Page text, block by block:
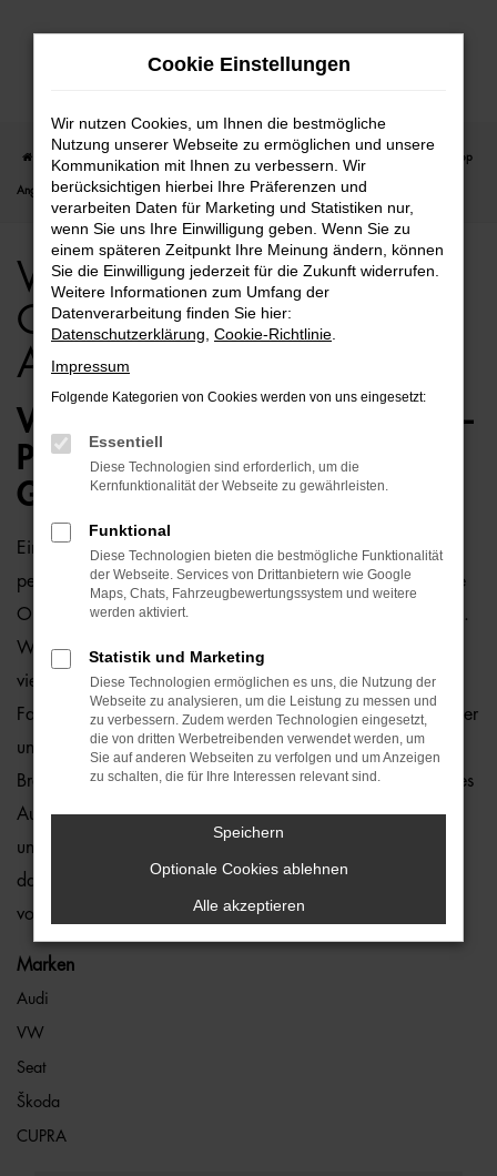
Zum
Startseite Bremen VW VW ID.4 für Bremen Gebrauchtwagen Top
Angebote
VW ID.4 für Bremen
Gebrauchtwagen Top
Angebote
VW ID.4 GEBRAUCHTWAGEN –
PERFEKT FÜR BREMEN
GEEIGNET
Ein VW ID.4 Gebrauchtwagen und Bremen passen einfach
perfekt zusammen. Dies ließe sich natürlich auch für andere
Orte sagen, denn dieses Modell überzeugt auf ganzer Linie.
Wir von der Auto-Familie Ostermaier arbeiten bereits seit
vielen Jahren mit VW und sind von der Qualität der
Fahrzeuge begeistert. Dennoch gehen wir auf Nummer sicher
und schauen bei jedem VW ID.4 Gebrauchtwagen für
Bremen genauestens nach. Konkret bedeutet dies, dass jedes
Auto in unserer Meisterwerkstatt gastiert und dort überprüft
und ggf. repariert und gewartet wird. Unser Credo besteht
darin, dass wir nur erstklassige Fahrzeuge auf die Straßen
von Bremen lassen. Ohne „Wenn und Aber“.
Marken
Audi
VW
Seat
Škoda
CUPRA
Cookie Einstellungen
Wir nutzen Cookies, um Ihnen die bestmögliche
Nutzung unserer Webseite zu ermöglichen und unsere
Kommunikation mit Ihnen zu verbessern. Wir
berücksichtigen hierbei Ihre Präferenzen und
verarbeiten Daten für Marketing und Statistiken nur,
wenn Sie uns Ihre Einwilligung geben. Wenn Sie zu
einem späteren Zeitpunkt Ihre Meinung ändern, können
Sie die Einwilligung jederzeit für die Zukunft widerrufen.
Weitere Informationen zum Umfang der
Datenverarbeitung finden Sie hier:
Datenschutzerklärung Cookie-Richtlinie
Impressum
Folgende Kategorien von Cookies werden von uns eingesetzt:
Essentiell
Diese Technologien sind erforderlich, um die
Kernfunktionalität der Webseite zu gewährleisten.
Funktional
Diese Technologien bieten die bestmögliche Funktionalität
der Webseite. Services von Drittanbietern wie Google
Maps, Chats, Fahrzeugbewertungssystem und weitere
werden aktiviert.
Statistik und Marketing
Diese Technologien ermöglichen es uns, die Nutzung der
Webseite zu analysieren, um die Leistung zu messen und
zu verbessern. Zudem werden Technologien eingesetzt,
die von dritten Werbetreibenden verwendet werden, um
Sie auf anderen Webseiten zu verfolgen und um Anzeigen
zu schalten, die für Ihre Interessen relevant sind.
Speichern
Optionale Cookies ablehnen
Alle akzeptieren